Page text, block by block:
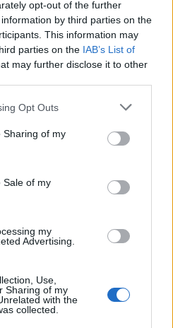
opt-out of the further
by third parties on the
This information may
parties on the IAB’s List of
may further disclose it to other
Opt Outs
Sharing of my
Sale of my
my
Advertising.
Use,
Sharing of my
with the
collected.
στο σπίτι – Πότε πρέπει
2026 08:08
εβδομάδα